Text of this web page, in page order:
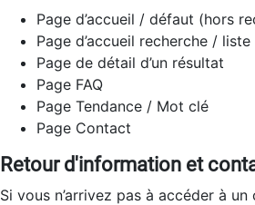
Page d’accueil / défaut (hors
Page d’accueil recherche /
Page de détail d’un résultat
Page FAQ
Page Tendance / Mot clé
Page Contact
Retour d'information et
Si vous n’arrivez pas à accéder à